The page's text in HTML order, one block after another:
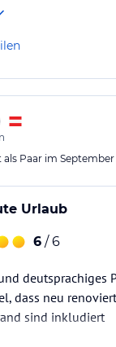
als Paar im September
Urlaub
6 / 6
deutsprachiges
dass neu
sind inkludiert